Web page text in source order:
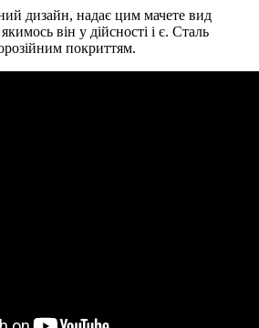
дизайн, надає цим мачете вид
він у дійсності і є. Сталь
покриттям.